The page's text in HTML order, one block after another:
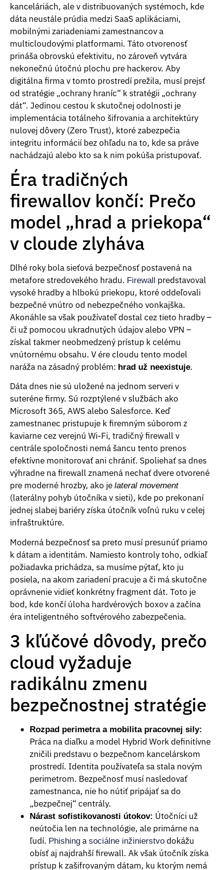
kanceláriách, ale v distribuovaných systémoch, kde
dáta neustále prúdia medzi SaaS aplikáciami,
mobilnými zariadeniami zamestnancov a
multicloudovými platformami. Táto otvorenosť
prináša obrovskú efektivitu, no zároveň vytvára
nekonečnú útočnú plochu pre hackerov. Aby
digitálna firma v tomto prostredí prežila, musí prejsť
od stratégie „ochrany hraníc“ k stratégii „ochrany
dát“. Jedinou cestou k skutočnej odolnosti je
implementácia totálneho šifrovania a architektúry
nulovej dôvery (Zero Trust), ktoré zabezpečia
integritu informácií bez ohľadu na to, kde sa práve
nachádzajú alebo kto sa k nim pokúša pristupovať.
Éra tradičných
firewallov končí: Prečo
model „hrad a priekopa“
v cloude zlyháva
Dlhé roky bola sieťová bezpečnosť postavená na
metafore stredovekého hradu. Firewall predstavoval
vysoké hradby a hlbokú priekopu, ktoré oddeľovali
bezpečné vnútro od nebezpečného vonkajška.
Akonáhle sa však používateľ dostal cez tieto hradby –
či už pomocou ukradnutých údajov alebo VPN –
získal takmer neobmedzený prístup k celému
vnútornému obsahu. V ére cloudu tento model
naráža na zásadný problém: hrad už neexistuje.
Dáta dnes nie sú uložené na jednom serveri v
suteréne firmy. Sú rozptýlené v službách ako
Microsoft 365, AWS alebo Salesforce. Keď
zamestnanec pristupuje k firemným súborom z
kaviarne cez verejnú Wi-Fi, tradičný firewall v
centrále spoločnosti nemá šancu tento prenos
efektívne monitorovať ani chrániť. Spoliehať sa dnes
výhradne na firewall znamená nechať dvere otvorené
pre moderné hrozby, ako je lateral movement
(laterálny pohyb útočníka v sieti), kde po prekonaní
jednej slabej bariéry získa útočník voľnú ruku v celej
infraštruktúre.
Moderná bezpečnosť sa preto musí presunúť priamo
k dátam a identitám. Namiesto kontroly toho, odkiaľ
požiadavka prichádza, sa musíme pýtať, kto ju
posiela, na akom zariadení pracuje a či má skutočne
oprávnenie vidieť konkrétny fragment dát. Toto je
bod, kde končí úloha hardvérových boxov a začína
éra inteligentného softvérového zabezpečenia.
3 kľúčové dôvody, prečo
cloud vyžaduje
radikálnu zmenu
bezpečnostnej stratégie
Rozpad perimetra a mobilita pracovnej sily:
Práca na diaľku a model Hybrid Work definitívne
zničili predstavu o bezpečnom kancelárskom
prostredí. Identita používateľa sa stala novým
perimetrom. Bezpečnosť musí nasledovať
zamestnanca, nie ho nútiť pripájať sa do
„bezpečnej“ centrály.
Nárast sofistikovanosti útokov: Útočníci už
neútočia len na technológie, ale primárne na
ľudí. Phishing a sociálne inžinierstvo dokážu
obísť aj najdrahší firewall. Ak však útočník získa
prístup k zašifrovaným dátam, ku ktorým nemá